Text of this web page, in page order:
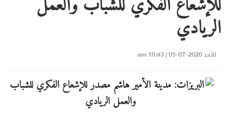
الريادي
الأحد 2020-07-05 | 10:43 am